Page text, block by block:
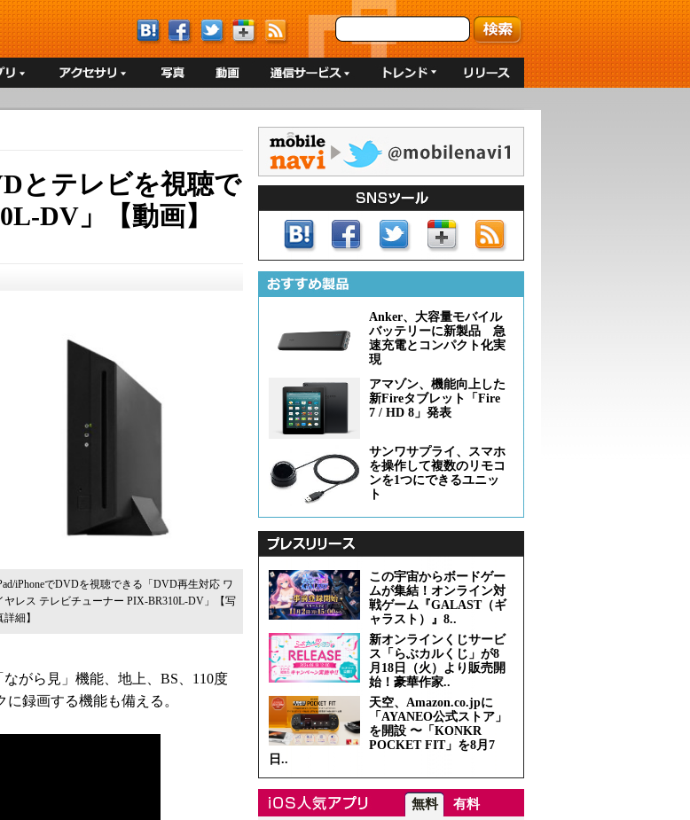
とテレビを視聴で
DV」【動画】
iPhoneでDVDを視聴できる「DVD再生対応 ワ
ヤレス テレビチューナー PIX-BR310L-DV」
【写
詳細】
がら見」機能、地上、BS、110度
録画する機能も備える。
Anker、大容量モバイル
バッテリーに新製品 急
速充電とコンパクト化実
現
アマゾン、機能向上した
新Fireタブレット「Fire
7 / HD 8」発表
サンワサプライ、スマホ
を操作して複数のリモコ
ンを1つにできるユニッ
ト
この宇宙からボードゲー
ムが集結！オンライン対
戦ゲーム『GALAST（ギ
ャラスト）』8..
新オンラインくじサービ
ス「らぶカルくじ」が8
月18日（火）より販売開
始！豪華作家..
天空、Amazon.co.jpに
「AYANEO公式ストア」
を開設 〜「KONKR
POCKET FIT」を8月7
日..
無料 有料